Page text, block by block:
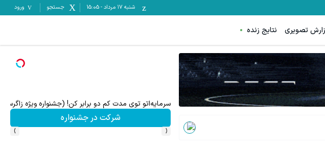
شنبه ۱۷ مرداد -
15:05 جستجو ورود
تصویری نتایج زنده
سرمایه‌اتو توی مدت کم دو برابر کن! (جشنواره ویژه
شرکت در جشنواره
‹
›